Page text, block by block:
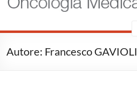
Autore: Francesco GAVIOLI